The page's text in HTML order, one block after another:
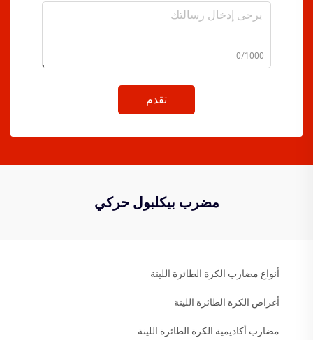
0/1000
تقدم
مضرب بيكلبول حركي
أنواع مضارب الكرة الطائرة اللينة
أغراض الكرة الطائرة اللينة
مضارب أكاديمية الكرة الطائرة اللينة